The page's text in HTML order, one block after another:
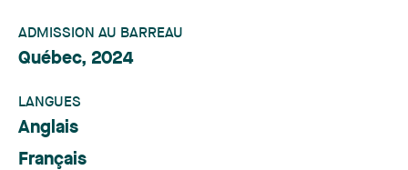
ADMISSION AU BARREAU
Québec, 2024
LANGUES
Anglais
Français